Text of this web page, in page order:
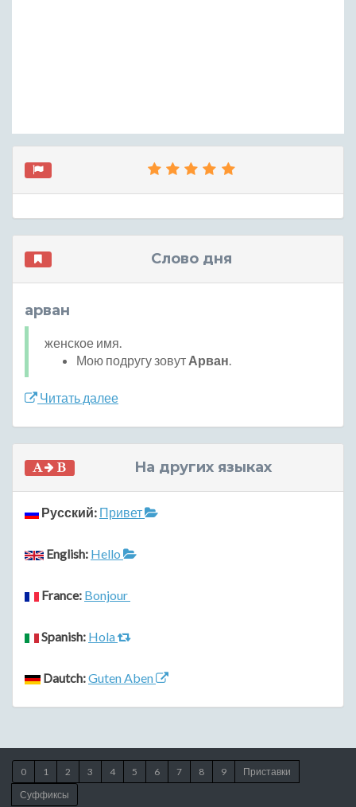
Слово дня
арван
женское имя.
Мою подругу зовут Арван.
Читать далее
На других языках
Русский: Привет
English: Hello
France: Bonjour
Spanish: Hola
Dautch:Guten Aben
0 1 2 3 4 5 6 7 8 9
Приставки
Суффиксы